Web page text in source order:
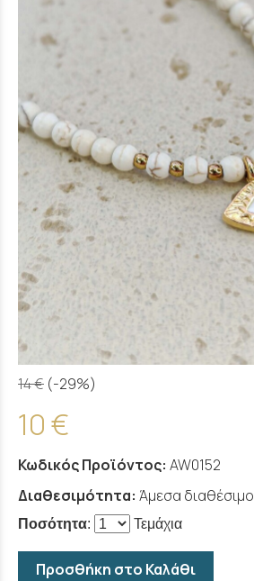
14 € (-29%)
10 €
Κωδικός Προϊόντος: AW0152
Διαθεσιμότητα: Άμεσα διαθέσιμο
Ποσότητα: Τεμάχια
Προσθήκη στο Καλάθι